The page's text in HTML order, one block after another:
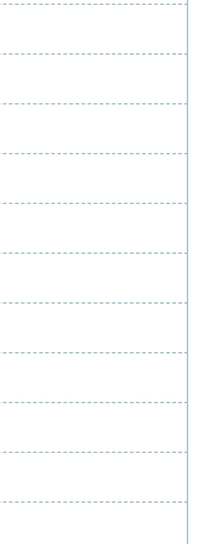
能地域史研究会との
年9月27日）
）
）
例会）（2025年2月
日）